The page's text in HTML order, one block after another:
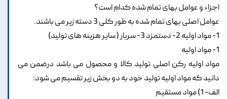
اجزاء و عوامل بهای تمام شده کدام است؟
عوامل اصلی بهای تمام شده به طور کلی 3 دسته زیر می باشند.
1- مواد اولیه 2- دستمزد 3- سربار ( سایر هزینه های تولید)
1- مواد اولیه
مواد اولیه رکن اصلی تولید کالا و محصول می باشد درضمن می
دانید که مواد اولیه تولید خود به دو بخش زیر تقسیم می شود:
الف- 1) مواد مستقیم